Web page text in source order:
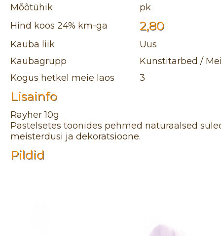
Mõõtühik
pk
Hind koos 24% km-ga
2,80
Kauba liik
Uus
Kaubagrupp
Kunstitarbed /
Kogus hetkel meie laos
3
Lisainfo
Rayher 10g
Pastelsetes toonides pehmed naturaalsed
meisterdusi ja dekoratsioone.
Pildid